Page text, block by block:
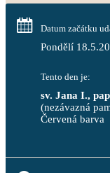
Datum začátku
Pondělí
Tento den je:
sv. Jana I.,
(nezávazná